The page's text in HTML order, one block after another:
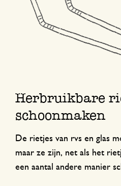
Herbruikbare
schoonmaken
De rietjes van rvs en glas
maar ze zijn, net als het
een aantal andere manier